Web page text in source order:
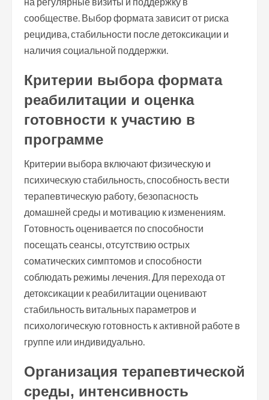
сообществе. Выбор формата зависит от риска
рецидива, стабильности после детоксикации и
наличия социальной поддержки.
Критерии выбора формата
реабилитации и оценка
готовности к участию в
программе
Критерии выбора включают физическую и
психическую стабильность, способность вести
терапевтическую работу, безопасность
домашней среды и мотивацию к изменениям.
Готовность оценивается по способности
посещать сеансы, отсутствию острых
соматических симптомов и способности
соблюдать режимы лечения. Для перехода от
детоксикации к реабилитации оценивают
стабильность витальных параметров и
психологическую готовность к активной работе в
группе или индивидуально.
Организация терапевтической
среды, интенсивность